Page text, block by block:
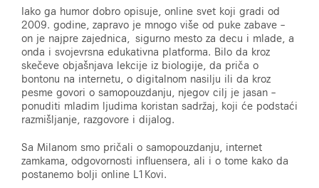
Iako ga humor dobro opisuje, online svet koji gradi od
2009. godine, zapravo je mnogo više od puke zabave –
on je najpre zajednica, sigurno mesto za decu i mlade, a
onda i svojevrsna edukativna platforma. Bilo da kroz
skečeve objašnjava lekcije iz biologije, da priča o
bontonu na internetu, o digitalnom nasilju ili da kroz
pesme govori o samopouzdanju, njegov cilj je jasan –
ponuditi mladim ljudima koristan sadržaj, koji će podstaći
razmišljanje, razgovore i dijalog.
Sa Milanom smo pričali o samopouzdanju, internet
zamkama, odgovornosti influensera, ali i o tome kako da
postanemo bolji online L1Kovi.